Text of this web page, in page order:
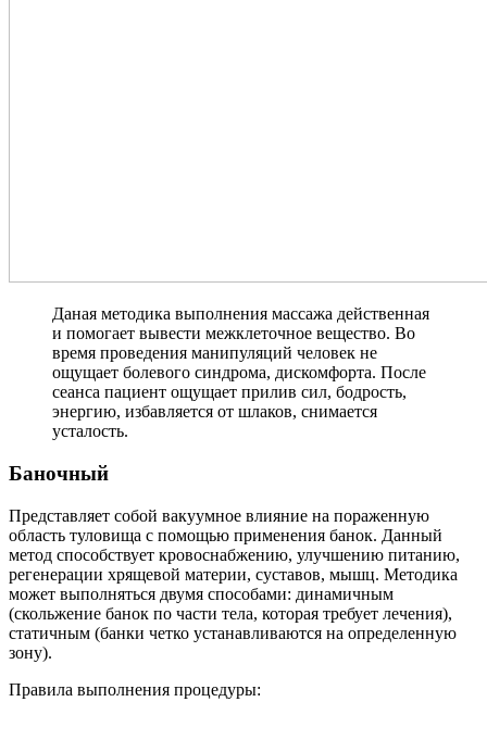
Даная методика выполнения массажа действенная
и помогает вывести межклеточное вещество. Во
время проведения манипуляций человек не
ощущает болевого синдрома, дискомфорта. После
сеанса пациент ощущает прилив сил, бодрость,
энергию, избавляется от шлаков, снимается
усталость.
Баночный
Представляет собой вакуумное влияние на пораженную
область туловища с помощью применения банок. Данный
метод способствует кровоснабжению, улучшению питанию,
регенерации хрящевой материи, суставов, мышц. Методика
может выполняться двумя способами: динамичным
(скольжение банок по части тела, которая требует лечения),
статичным (банки четко устанавливаются на определенную
зону).
Правила выполнения процедуры: